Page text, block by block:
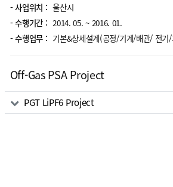
- 사업위치 : 울산시
- 수행기간 : 2014. 05. ~ 2016. 01.
- 수행업무 : 기본&상세설계(공정/기계/배관/ 전기
Off-Gas PSA Project
관련자료
PGT LiPF6 Project